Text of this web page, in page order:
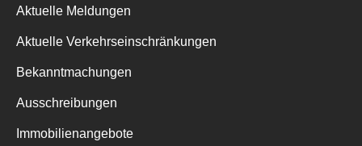
Aktuelle Meldungen
Aktuelle Verkehrseinschränkungen
Bekanntmachungen
Ausschreibungen
Immobilienangebote